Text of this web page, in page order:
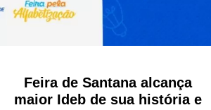
Feira de Santana alcança
maior Ideb de sua história e